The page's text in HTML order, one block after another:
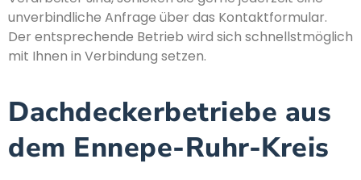
unverbindliche Anfrage über das Kontaktformular.
Der entsprechende Betrieb wird sich schnellstmöglich
mit Ihnen in Verbindung setzen.
Dachdeckerbetriebe aus
dem Ennepe-Ruhr-Kreis